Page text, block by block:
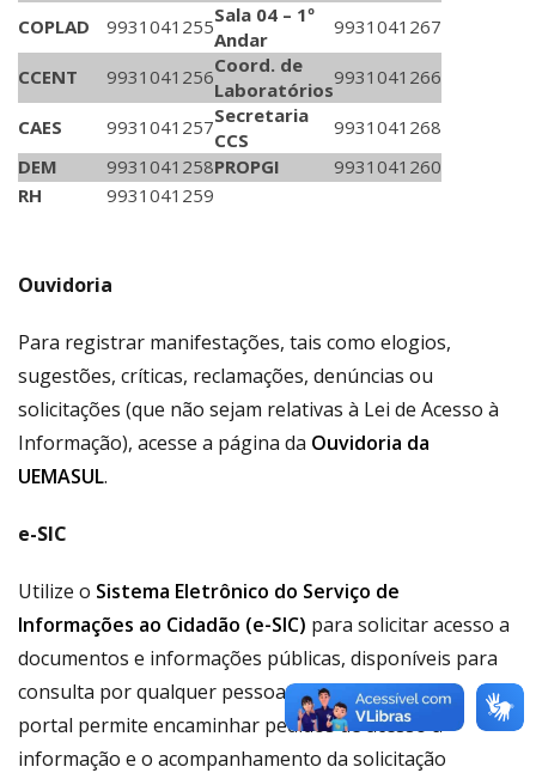
COPLAD
9931041255Sala 04 – 1º
Andar
9931041267
CCENT 9931041256Coord. de
Laboratórios
9931041266
CAES 9931041257Secretaria
CCS
9931041268
DEM
9931041258PROPGI
9931041260
RH
9931041259
Ouvidoria
Para registrar manifestações, tais como elogios,
sugestões, críticas, reclamações, denúncias ou
solicitações (que não sejam relativas à Lei de Acesso à
Informação), acesse a página da Ouvidoria da
UEMASUL.
e-SIC
Utilize o Sistema Eletrônico do Serviço de
Informações ao Cidadão (e-SIC) para solicitar acesso a
documentos e informações públicas, disponíveis para
consulta por qualquer pessoa, física ou jurídica. O
portal permite encaminhar pedidos de acesso à
informação e o acompanhamento da solicitação